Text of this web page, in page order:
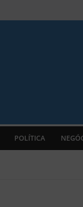
POLÍTICA